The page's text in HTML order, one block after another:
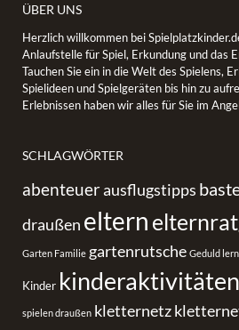
ÜBER UNS
Herzlich willkommen bei
Anlaufstelle für Spiel, Erkundung und das
Tauchen Sie ein in die Welt des Spielens,
Spielideen und Spielgeräten bis hin zu
Erlebnissen haben wir alles für Sie im
SCHLAGWÖRTER
abenteuerausflugstipps
draußen eltern
Garten Familie gartenrutsche Geduld
Kinder kinderaktivitäten
spielen draußen kletternetz